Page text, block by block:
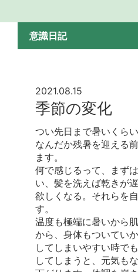
意識日記
2021.08.15
季節の変化
つい先日まで暑いくら
なんだか残暑を迎える
ます。
何で感じるって、まず
い、髪を洗えば乾きが
欲しくなる。それらを
す。
温度も極端に暑いから
から、身体もついてい
してしまいやすい時で
してしまうと、元気も